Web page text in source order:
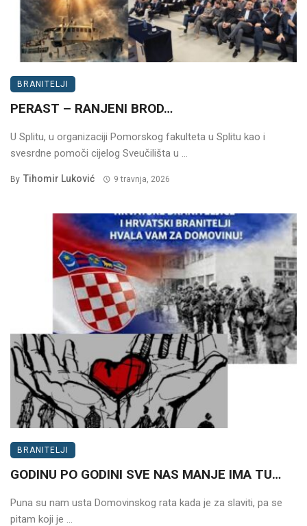
BRANITELJI
PERAST – RANJENI BROD…
U Splitu, u organizaciji Pomorskog fakulteta u Splitu kao i
svesrdne pomoči cijelog Sveučilišta u ...
By Tihomir Luković 9 travnja, 2026
BRANITELJI
GODINU PO GODINI SVE NAS MANJE IMA TU…
Puna su nam usta Domovinskog rata kada je za slaviti, pa se
pitam koji je ...